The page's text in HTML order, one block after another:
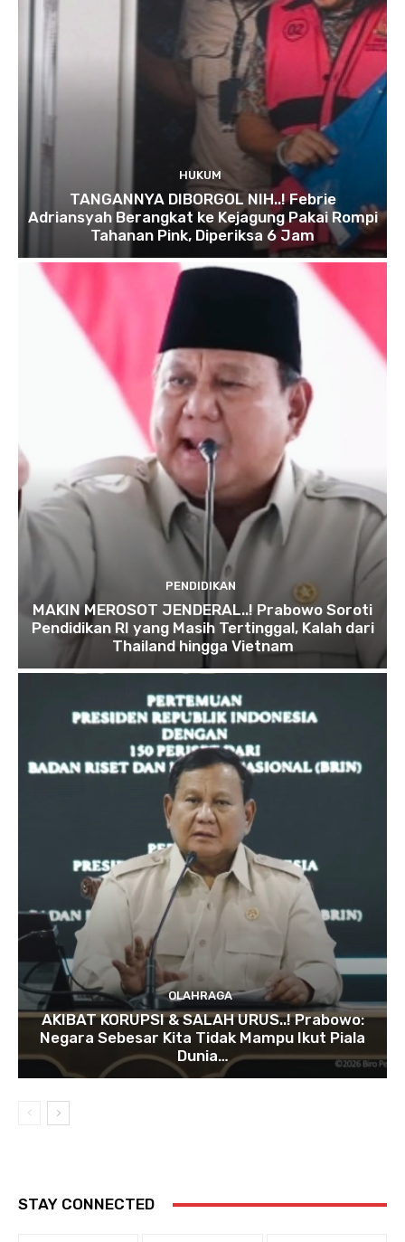
HUKUM
TANGANNYA DIBORGOL NIH..! Febrie
Adriansyah Berangkat ke Kejagung Pakai Rompi
Tahanan Pink, Diperiksa 6 Jam
PENDIDIKAN
MAKIN MEROSOT JENDERAL..! Prabowo Soroti
Pendidikan RI yang Masih Tertinggal, Kalah dari
Thailand hingga Vietnam
OLAHRAGA
AKIBAT KORUPSI & SALAH URUS..! Prabowo:
Negara Sebesar Kita Tidak Mampu Ikut Piala
Dunia…
STAY CONNECTED